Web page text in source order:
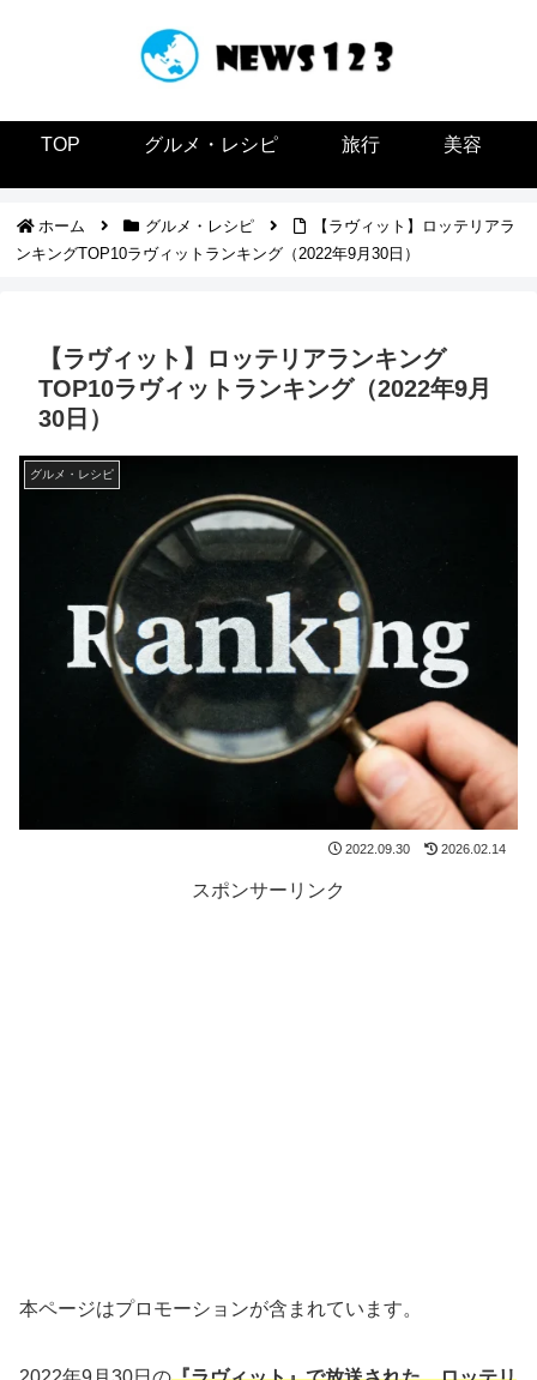
TOP グルメ・レシピ 旅行 美容
ホーム グルメ・レシピ
【ラヴィット】ロッテリアラ
ンキングTOP10ラヴィットランキング（2022年9月30日）
【ラヴィット】ロッテリアランキング
TOP10ラヴィットランキング（2022年9月
30日）
グルメ・レシピ
2022.09.30 2026.02.14
スポンサーリンク
本ページはプロモーションが含まれています。